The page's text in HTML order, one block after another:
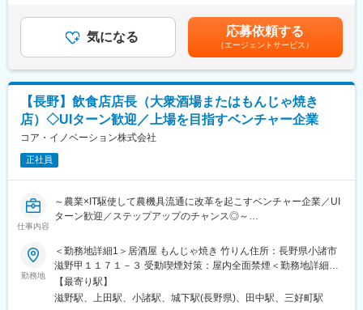
・営業時間…12時～24時（ランチカフェタイム12:00~15:00、居
酒屋タイム15:00~24:00）
■当社の特徴：
当社は上場を目指すベンチャー企業です。
農業とWEBマーケティングの2つの事業を主軸に、世界の農機具
流通にイノベーションを起こし、世界の農業を一歩先へ進めるこ
とを目指しています
2021年2月には1.9億円の資金調達をし、まさに成長中の企業で
変更の範囲：会社の定める業務
■研修体制：
・約3～6か月間、1人で対応ができるようになるまでトレーナー
がサポートします。
■就業環境：
・週休2日のシフト制（月10～11日の休み/月）、希望休を5日間
設けており、土日のお休み取得、連休取得も可能です。
・残業は月15時間程度です。閉店時間が早いためプライベートも
充実です。
率は100％、育休取得率も女性は100％、男性も取得しやすいで
す。
■キャリアパス：
スタッフをまとめるチーフ職や副店長、店長を目指せます。
本社管理部門や新規事業部門へのキャリアもございます。
310万円■入社3年目 20歳 Bさん：年収319万円賃金はあくまで
も目安の金額であり、選考を通じて上下する可能性があります。
月給(月額)は固定手当を含めた表記です。
気になる 応募依頼する
（エージェントサービス）
【長野】飲食店店長（大衆酒場またはもんじゃ焼き
店）◇UIターン歓迎／上場を目指すベンチャー企業
コア・イノベーション株式会社
正社員
仕事内容
～農業×IT駆使して農機具流通に改革を起こすベンチャー企業／UI
ターン歓迎／ステップアップのチャンス◎～
■業務内容：
飲食店における店長を募集します。
下記いずれかの店舗へ配属となります。
・小諸市の国道沿いにある、もんじゃ焼き「竹りん」
・上田駅から徒歩5分の大衆酒場食堂Nakamura
勤務地
＜勤務地詳細1＞居酒屋 もんじゃ焼き 竹りん住所：長野県小諸市
滋野甲１１７１－３ 受動喫煙対策：屋内全面禁煙＜勤務地詳細2
＞大衆酒場食堂Nakamura住所：長野県上田市中央1丁目3-3 受動
喫煙対策：屋内全面禁煙変更の範囲：会社の定める事業所
【最寄り駅】
滋野駅、上田駅、小諸駅、城下駅(長野県)、田中駅、三好町駅